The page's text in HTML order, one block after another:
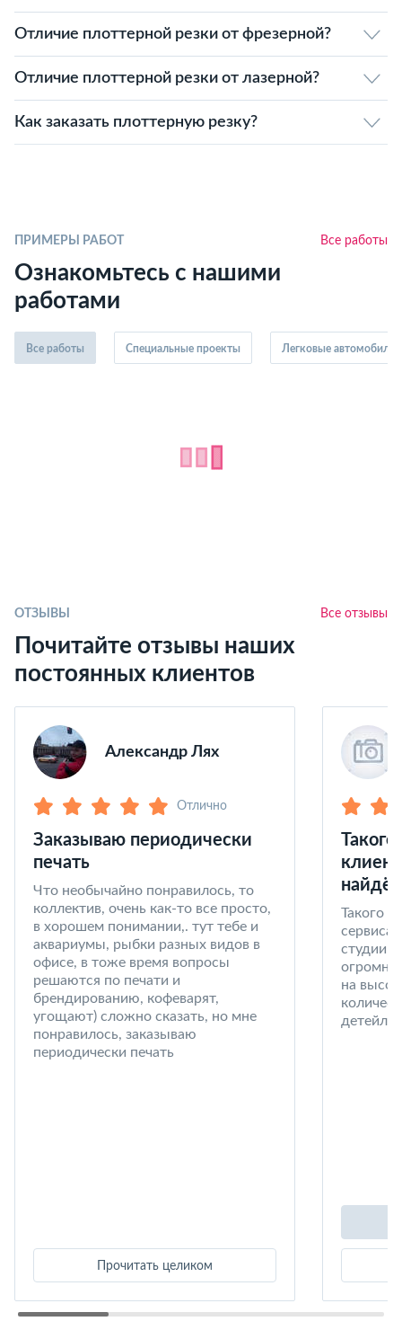
Отличие плоттерной резки от фрезерной?
Отличие плоттерной резки от лазерной?
Как заказать плоттерную резку?
ПРИМЕРЫ РАБОТ Все работы
Ознакомьтесь с нашими
работами
Все работы Специальные проекты Легковые автомобили
ОТЗЫВЫ Все отзывы
Почитайте отзывы наших
постоянных клиентов
Александр Лях
Отлично
Заказываю периодически
печать
Что необычайно понравилось, то
коллектив, очень как-то все просто,
в хорошем понимании,. тут тебе и
аквариумы, рыбки разных видов в
офисе, в тоже время вопросы
решаются по печати и
брендированию, кофеварят,
угощают) сложно сказать, но мне
понравилось, заказываю
периодически печать
Прочитать целиком
Такого
сервиса
студии
на